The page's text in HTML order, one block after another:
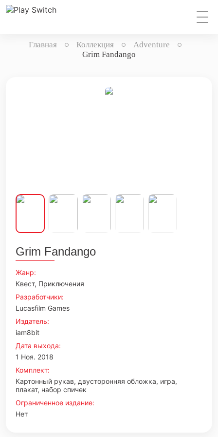
Главная Коллекция
Adventure
Grim Fandango
Grim Fandango
Жанр:
Квест, Приключения
Разработчики:
Lucasfilm Games
Издатель:
iam8bit
Дата выхода:
1 Ноя. 2018
Комплект:
Картонный рукав, двусторонняя обложка, игра,
плакат, набор спичек
Ограниченное издание:
Нет